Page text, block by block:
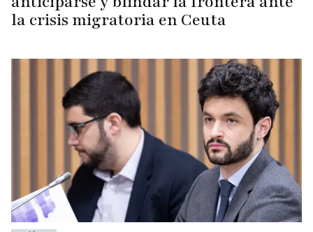
la crisis migratoria en Ceuta